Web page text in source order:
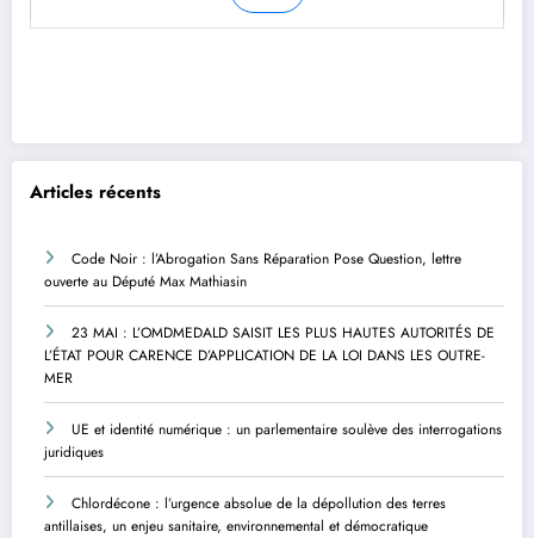
Articles récents
Code Noir : l’Abrogation Sans Réparation Pose Question, lettre
ouverte au Député Max Mathiasin
23 MAI : L’OMDMEDALD SAISIT LES PLUS HAUTES AUTORITÉS DE
L’ÉTAT POUR CARENCE D’APPLICATION DE LA LOI DANS LES OUTRE-
MER
UE et identité numérique : un parlementaire soulève des interrogations
juridiques
Chlordécone : l’urgence absolue de la dépollution des terres
antillaises, un enjeu sanitaire, environnemental et démocratique